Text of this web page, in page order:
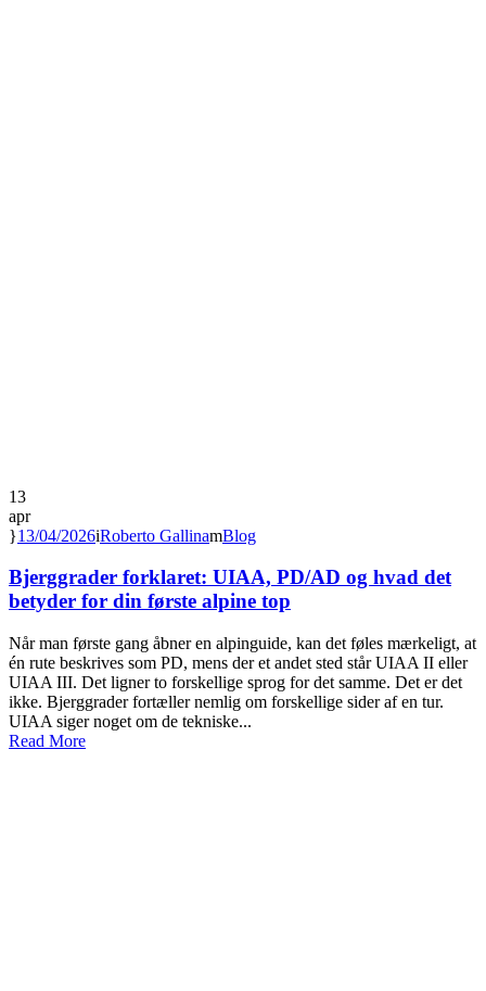
13
apr
13/04/2026 Roberto Gallina Blog
Bjerggrader forklaret: UIAA, PD/AD og hvad det
betyder for din første alpine top
Når man første gang åbner en alpinguide, kan det føles mærkeligt, at
én rute beskrives som PD, mens der et andet sted står UIAA II eller
UIAA III. Det ligner to forskellige sprog for det samme. Det er det
ikke. Bjerggrader fortæller nemlig om forskellige sider af en tur.
UIAA siger noget om de tekniske...
Read More